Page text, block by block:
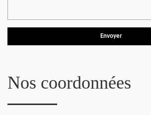
Nos coordonnées